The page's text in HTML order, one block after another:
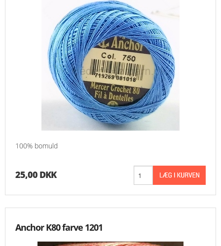
100% bomuld
25,00 DKK
Anchor K80 farve 1201